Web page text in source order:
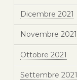
Dicembre 2021
Novembre 2021
Ottobre 2021
Settembre 2021